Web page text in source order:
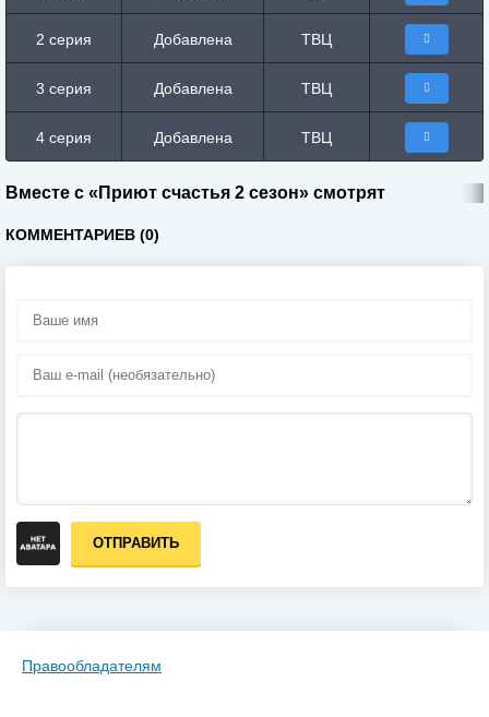
2 серия Добавлена ТВЦ
3 серия Добавлена ТВЦ
4 серия Добавлена ТВЦ
Вместе с «Приют счастья 2 сезон» смотрят
КОММЕНТАРИЕВ (0)
ОТПРАВИТЬ
Правообладателям